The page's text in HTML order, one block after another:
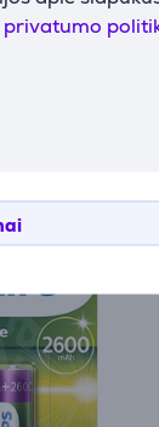
privatumo